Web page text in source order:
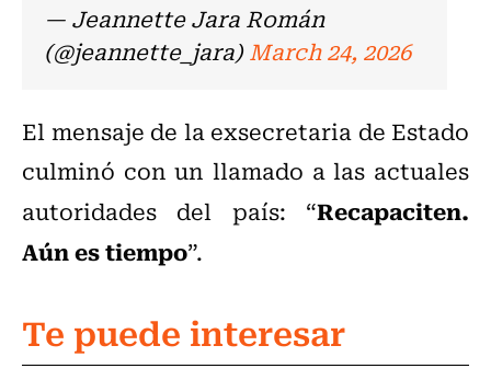
— Jeannette Jara Román
(@jeannette_jara)March 24, 2026
El mensaje de la exsecretaria de Estado
culminó con un llamado a las actuales
autoridades del país: “Recapaciten.
Aún es tiempo”.
Te puede interesar